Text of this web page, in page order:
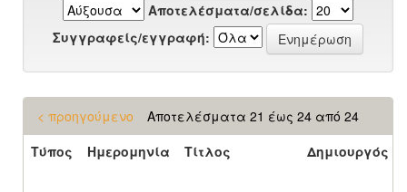
Αποτελέσματα/σελίδα:
Συγγραφείς/εγγραφή:
Αποτελέσματα 21 έως 24 από 24
< προηγούμενο
Τύπος
Ημερομηνία Τίτλος Δημιουργός